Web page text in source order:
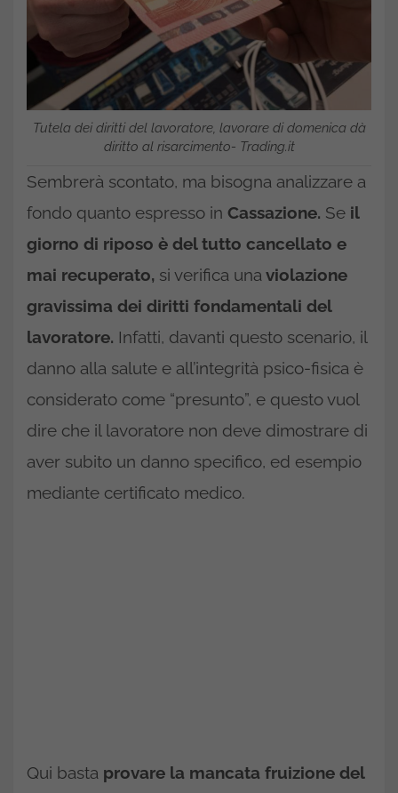
Tutela dei diritti del lavoratore, lavorare di domenica dà
diritto al risarcimento- Trading.it
Sembrerà scontato, ma bisogna analizzare a
fondo quanto espresso in Cassazione. Se il
giorno di riposo è del tutto cancellato e
mai recuperato, si verifica una violazione
gravissima dei diritti fondamentali del
lavoratore. Infatti, davanti questo scenario, il
danno alla salute e all’integrità psico-fisica è
considerato come “presunto”, e questo vuol
dire che il lavoratore non deve dimostrare di
aver subito un danno specifico, ed esempio
mediante certificato medico.
Qui basta provare la mancata fruizione del